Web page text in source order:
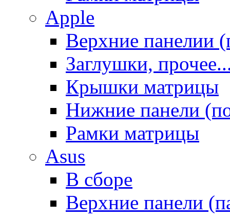
Apple
Верхние панелии
Заглушки,
Крышки матрицы
Нижние панели
Рамки матрицы
Asus
В сборе
Верхние панели